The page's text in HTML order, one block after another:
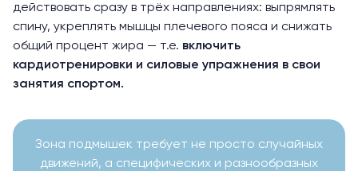
действовать сразу в трёх направлениях: выпрямлять
спину, укреплять мышцы плечевого пояса и снижать
общий процент жира — т.е. включить
кардиотренировки и силовые упражнения в свои
занятия спортом.
Зона подмышек требует не просто случайных
движений, а специфических и разнообразных